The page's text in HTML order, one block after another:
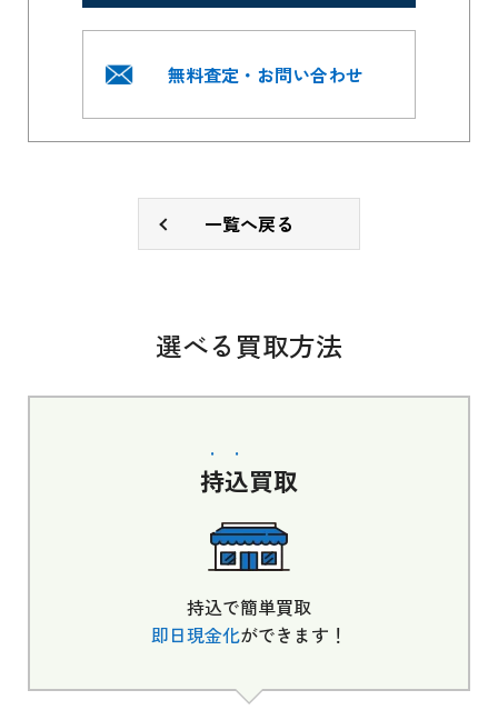
無料査定・お問い合わせ
一覧へ戻る
選べる買取方法
持込買取
持込で簡単買取
即日現金化ができます！